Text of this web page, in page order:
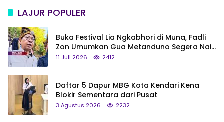
LAJUR POPULER
Buka Festival Lia Ngkabhori di Muna, Fadli
Zon Umumkan Gua Metanduno Segera Naik
Status Jadi Cagar Budaya Nasional
11 Juli 2026 2412
Daftar 5 Dapur MBG Kota Kendari Kena
Blokir Sementara dari Pusat
3 Agustus 2026 2232